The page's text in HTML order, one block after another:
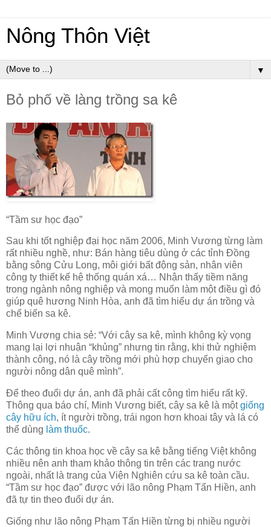
Nông Thôn Việt
▼
Bỏ phố về làng trồng sa kê
“Tầm sư học đạo”
Sau khi tốt nghiệp đại học năm 2006, Minh Vương từng làm
rất nhiều nghề, như: Bán hàng tiêu dùng ở các tỉnh Đồng
bằng sông Cửu Long, môi giới bất động sản, nhân viên
công ty thiết kế hệ thống quán xá… Nhận thấy tiềm năng
trong ngành nông nghiệp và mong muốn làm một điều gì đó
giúp quê hương Ninh Hòa, anh đã tìm hiểu dự án trồng và
chế biến sa kê.
Minh Vương chia sẻ: “Với cây sa kê, mình không kỳ vọng
mang lại lợi nhuận “khủng” nhưng tin rằng, khi thử nghiệm
thành công, nó là cây trồng mới phù hợp chuyển giao cho
người nông dân quê mình”.
Để theo đuổi dự án, anh đã phải cất công tìm hiểu rất kỹ.
Thông qua báo chí, Minh Vương biết, cây sa kê là mộtgiống
cây hữu ích, ít người trồng, trái ngon hơn khoai tây và lá có
thể dùng làm thuốc.
Các thông tin khoa học về cây sa kê bằng tiếng Việt không
nhiều nên anh tham khảo thông tin trên các trang nước
ngoài, nhất là trang của Viện Nghiên cứu sa kê toàn cầu.
“Tầm sư học đạo” được với lão nông Phạm Tấn Hiền, anh
đã tự tin theo đuổi dự án.
Giống như lão nông Phạm Tấn Hiền từng bị nhiều người